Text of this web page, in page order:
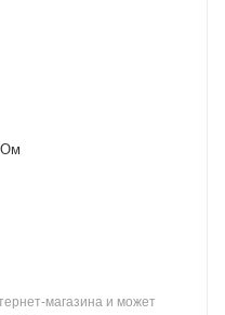
магазина и может